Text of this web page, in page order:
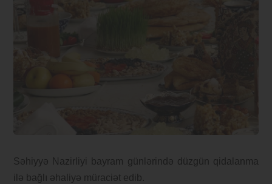
Səhiyyə Nazirliyi bayram günlərində düzgün qidalanma
ilə bağlı əhaliyə müraciət edib.